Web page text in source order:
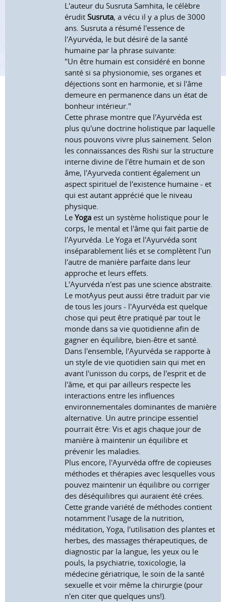
L'auteur du Susruta Samhita, le célèbre
éruditSusruta, a vécu il y a plus de 3000
ans. Susruta a résumé l'essence de
l'Ayurvéda, le but désiré de la santé
humaine par la phrase suivante:
"Un être humain est considéré en bonne
santé si sa physionomie, ses organes et
déjections sont en harmonie, et si l'âme
demeure en permanence dans un état de
bonheur intérieur."
Cette phrase montre que l'Ayurvéda est
plus qu'une doctrine holistique par laquelle
nous pouvons vivre plus sainement. Selon
les connaissances des Rishi sur la structure
interne divine de l'être humain et de son
âme, l'Ayurveda contient également un
aspect spirituel de l'existence humaine - et
qui est autant apprécié que le niveau
physique.
LeYoga est un système holistique pour le
corps, le mental et l'âme qui fait partie de
l'Ayurvéda. Le Yoga et l'Ayurvéda sont
inséparablement liés et se complètent l'un
l'autre de manière parfaite dans leur
approche et leurs effets.
L'Ayurvéda n'est pas une science abstraite.
Le motAyus peut aussi être traduit par vie
de tous les jours - l'Ayurvéda est quelque
chose qui peut être pratiqué par tout le
monde dans sa vie quotidienne afin de
gagner en équilibre, bien-être et santé.
Dans l'ensemble, l'Ayurvéda se rapporte à
un style de vie quotidien sain qui met en
avant l'unisson du corps, de l'esprit et de
l'âme, et qui par ailleurs respecte les
interactions entre les influences
environnementales dominantes de manière
alternative. Un autre principe essentiel
pourrait être: Vis et agis chaque jour de
manière à maintenir un équilibre et
prévenir les maladies.
Plus encore, l'Ayurvéda offre de copieuses
méthodes et thérapies avec lesquelles vous
pouvez maintenir un équilibre ou corriger
des déséquilibres qui auraient été crées.
Cette grande variété de méthodes contient
notamment l'usage de la nutrition,
méditation, Yoga, l'utilisation des plantes et
herbes, des massages thérapeutiques, de
diagnostic par la langue, les yeux ou le
pouls, la psychiatrie, toxicologie, la
médecine gériatrique, le soin de la santé
sexuelle et voir même la chirurgie (pour
n'en citer que quelques uns!).